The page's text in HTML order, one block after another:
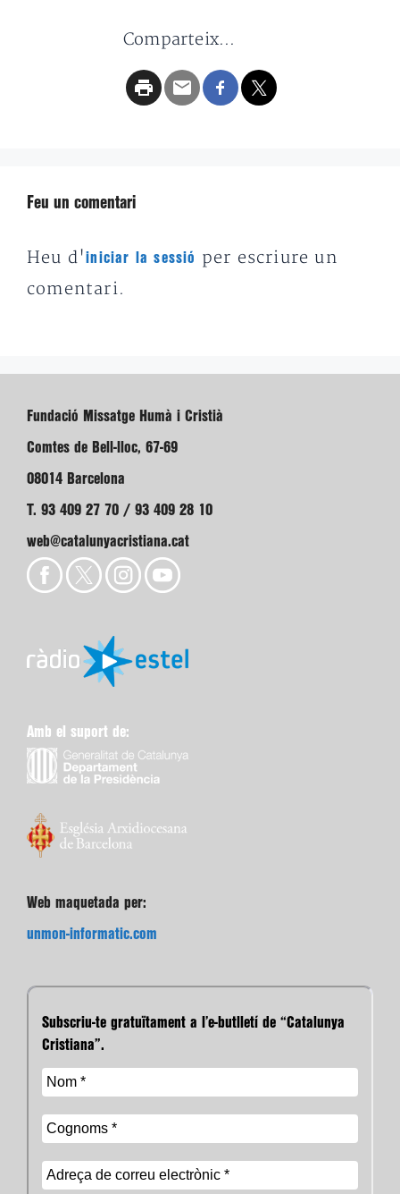
Comparteix...
Feu un comentari
Heu d'iniciar la sessió
per escriure un
comentari.
Fundació Missatge Humà i Cristià
Comtes de Bell-lloc, 67-69
08014 Barcelona
T. 93 409 27 70 / 93 409 28 10
web@catalunyacristiana.cat
Amb el suport de:
Web maquetada per:
unmon-informatic.com
Subscriu-te gratuïtament a l’e-butlletí de “Catalunya
Cristiana”.